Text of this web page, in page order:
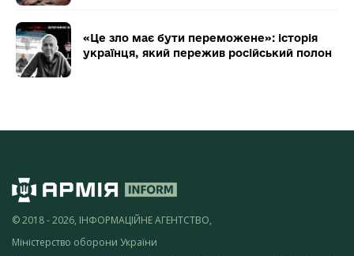
«Це зло має бути переможене»: історія
українця, який пережив російський полон
© 2018 - 2026, ІНФОРМАЦІЙНЕ АГЕНТСТВО,
Міністерство оборони України